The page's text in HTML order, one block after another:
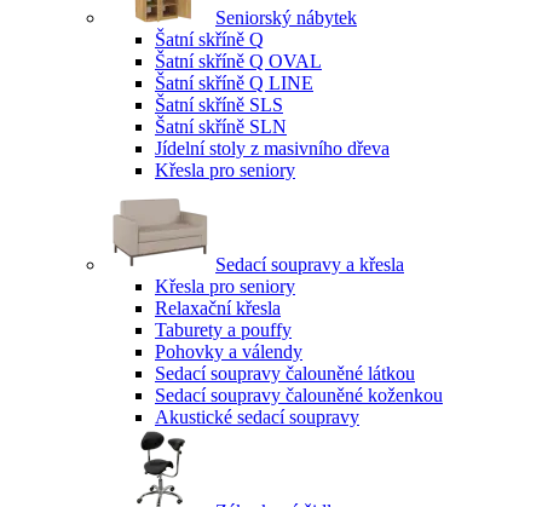
Seniorský nábytek
Šatní skříně Q
Šatní skříně Q OVAL
Šatní skříně Q LINE
Šatní skříně SLS
Šatní skříně SLN
Jídelní stoly z masivního dřeva
Křesla pro seniory
Sedací soupravy a křesla
Křesla pro seniory
Relaxační křesla
Taburety a pouffy
Pohovky a válendy
Sedací soupravy čalouněné látkou
Sedací soupravy čalouněné koženkou
Akustické sedací soupravy